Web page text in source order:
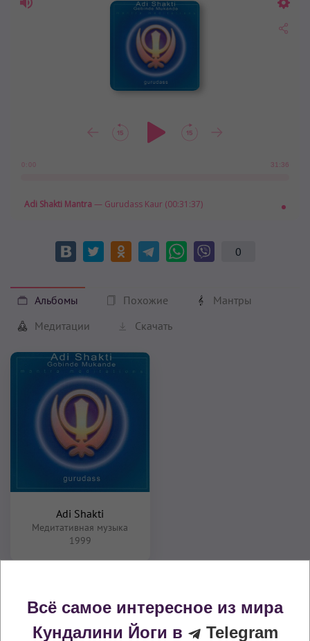
0:00 31:36
Adi Shakti Mantra— Gurudass Kaur (00:31:37)
0
Альбомы Похожие
Мантры
Медитации
Скачать
Adi Shakti
Медитативная музыка
1999
Всё самое интересное из мира
Кундалини Йоги в
Telegram